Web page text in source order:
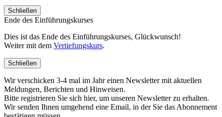
Schließen
Ende des Einführungskurses
Dies ist das Ende des Einführungskurses, Glückwunsch!
Weiter mit dem Vertiefungskurs.
Schließen
Wir verschicken 3-4 mal im Jahr einen Newsletter mit aktuellen
Meldungen, Berichten und Hinweisen.
Bitte registrieren Sie sich hier, um unseren Newsletter zu erhalten.
Wir senden Ihnen umgehend eine Email, in der Sie das Abonnement